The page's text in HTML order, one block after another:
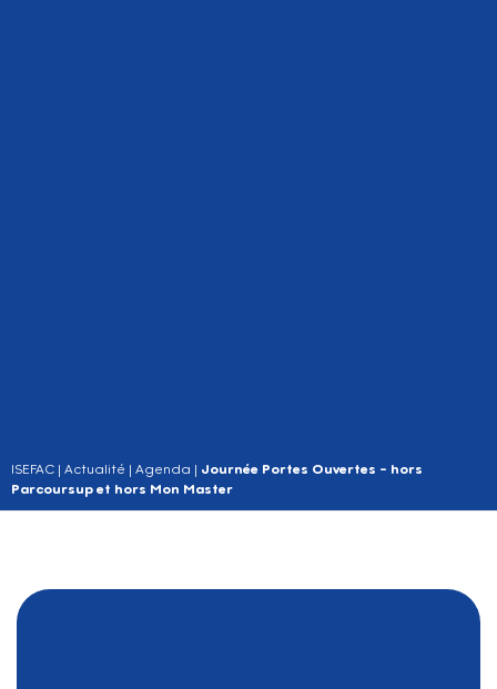
ISEFAC | Actualité | Agenda | Journée Portes Ouvertes – hors
Parcoursup et hors Mon Master